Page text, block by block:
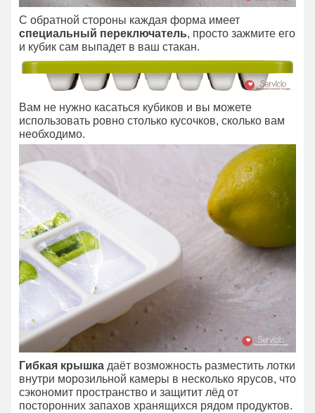
С обратной стороны каждая форма имеет
специальный переключатель, просто зажмите его
и кубик сам выпадет в ваш стакан.
Вам не нужно касаться кубиков и вы можете
использовать ровно столько кусочков, сколько вам
необходимо.
Гибкая крышка даёт возможность разместить лотки
внутри морозильной камеры в несколько ярусов, что
сэкономит пространство и защитит лёд от
посторонних запахов хранящихся рядом продуктов.